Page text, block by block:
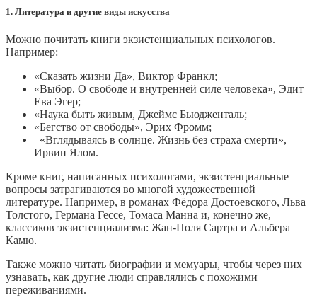
1. Литература и другие виды искусства
Можно почитать книги экзистенциальных психологов.
Например:
«Сказать жизни Да», Виктор Франкл;
«Выбор. О свободе и внутренней силе человека», Эдит
Ева Эгер;
«Наука быть живым, Джеймс Бьюдженталь;
«Бегство от свободы», Эрих Фромм;
«Вглядываясь в солнце. Жизнь без страха смерти»,
Ирвин Ялом.
Кроме книг, написанных психологами, экзистенциальные
вопросы затрагиваются во многой художественной
литературе. Например, в романах Фёдора Достоевского, Льва
Толстого, Германа Гессе, Томаса Манна и, конечно же,
классиков экзистенциализма: Жан-Поля Сартра и Альбера
Камю.
Также можно читать биографии и мемуары, чтобы через них
узнавать, как другие люди справлялись с похожими
переживаниями.